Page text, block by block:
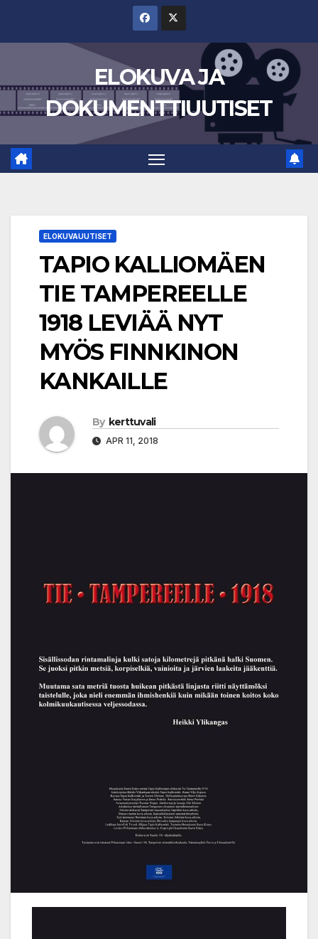
ELOKUVA JA
DOKUMENTTIUUTISET
ELOKUVAUUTISET
TAPIO KALLIOMÄEN
TIE TAMPEREELLE
1918 LEVIÄÄ NYT
MYÖS FINNKINON
KANKAILLE
By kerttuvali
APR 11, 2018